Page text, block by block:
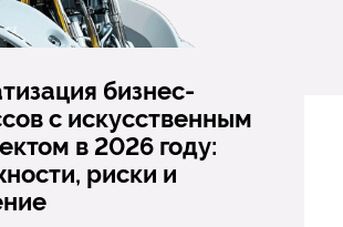
бизнес-
с искусственным
в 2026 году:
риски и